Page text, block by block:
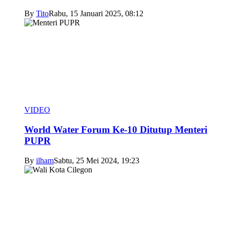
By TitoRabu, 15 Januari 2025, 08:12
VIDEO
World Water Forum Ke-10 Ditutup Menteri
PUPR
By ilhamSabtu, 25 Mei 2024, 19:23